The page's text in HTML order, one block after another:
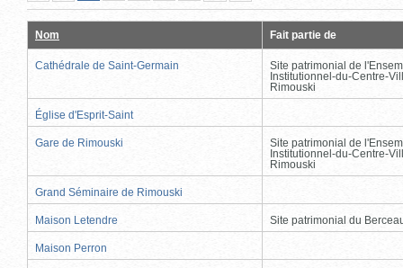
pageprécédente
actuelle)
suivante
page
Nom Fait partie de
Cathédrale de Saint-Germain
Site patrimonial de
Institutionnel-du-Centre-
Rimouski
Église d'Esprit-Saint
Gare de Rimouski
Site patrimonial de
Institutionnel-du-Centre-
Rimouski
Grand Séminaire de Rimouski
Maison Letendre Site patrimonial du
Maison Perron